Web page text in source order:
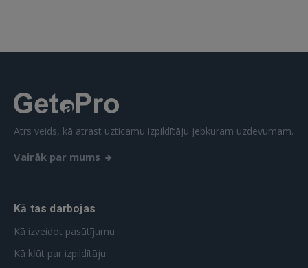
Vēl neesat reģistrējies?
REĢISTRĀCIJA
Ātrs veids, kā atrast uzticamu izpildītāju jebkuram uzdevumam.
Vairāk par mums
Kā tas darbojas
Kā izveidot pasūtījumu
Kā kļūt par izpildītāju